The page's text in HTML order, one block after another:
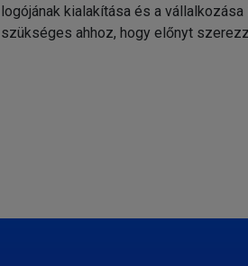
logójának kialakítása és a
szükséges ahhoz, hogy előnyt